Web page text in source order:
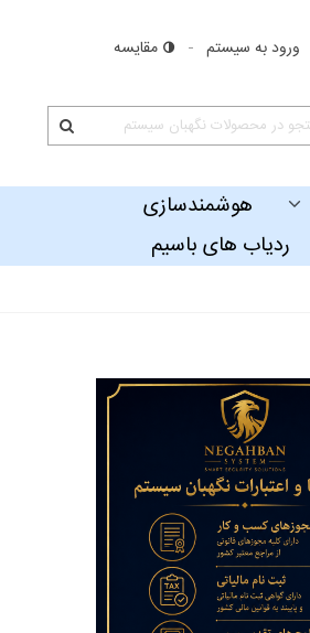
ورود به سیستم مقایسه
هوشمندسازی
ردیاب های باسیم